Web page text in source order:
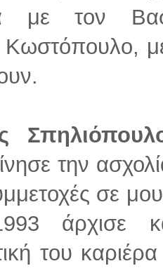
με τον
Κωστόπουλο,
την
σε
άρχισε
του